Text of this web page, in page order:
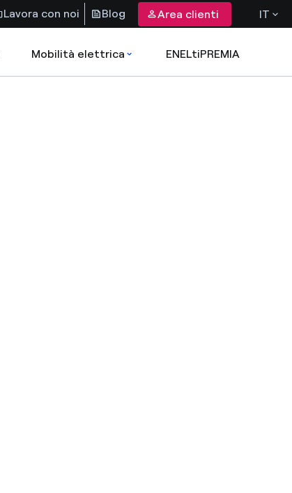
Lavora con noi Blog Area clienti IT
Mobilità elettrica ENELtiPREMIA